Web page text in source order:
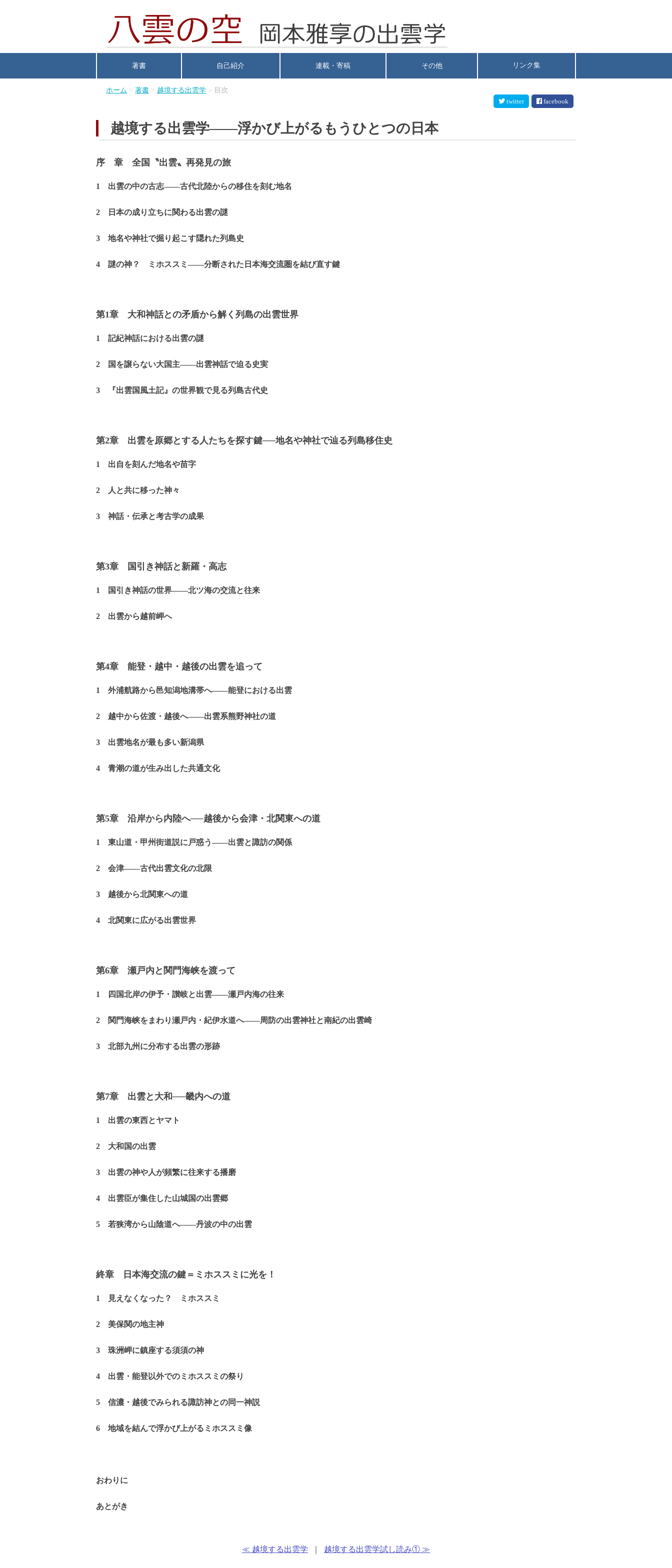
著書 自己紹介 連載・寄稿 その他 リンク集
ホーム > 著書 > 越境する出雲学 > 目次
twitter
facebook
越境する出雲学――浮かび上がるもうひとつの日本
序 章 全国〝出雲〟再発見の旅
1 出雲の中の古志――古代北陸からの移住を刻む地名
2 日本の成り立ちに関わる出雲の謎
3 地名や神社で掘り起こす隠れた列島史
4 謎の神？ ミホススミ――分断された日本海交流圏を結び直す鍵
第1章 大和神話との矛盾から解く列島の出雲世界
1 記紀神話における出雲の謎
2 国を譲らない大国主――出雲神話で迫る史実
3 『出雲国風土記』の世界観で見る列島古代史
第2章 出雲を原郷とする人たちを探す鍵──地名や神社で辿る列島移住史
1 出自を刻んだ地名や苗字
2 人と共に移った神々
3 神話・伝承と考古学の成果
第3章 国引き神話と新羅・高志
1 国引き神話の世界――北ツ海の交流と往来
2 出雲から越前岬へ
第4章 能登・越中・越後の出雲を追って
1 外浦航路から邑知潟地溝帯へ――能登における出雲
2 越中から佐渡・越後へ――出雲系熊野神社の道
3 出雲地名が最も多い新潟県
4 青潮の道が生み出した共通文化
第5章 沿岸から内陸へ──越後から会津・北関東への道
1 東山道・甲州街道説に戸惑う――出雲と諏訪の関係
2 会津――古代出雲文化の北限
3 越後から北関東への道
4 北関東に広がる出雲世界
第6章 瀬戸内と関門海峡を渡って
1 四国北岸の伊予・讃岐と出雲――瀬戸内海の往来
2 関門海峡をまわり瀬戸内・紀伊水道へ――周防の出雲神社と南紀の出雲崎
3 北部九州に分布する出雲の形跡
第7章 出雲と大和──畿内への道
1 出雲の東西とヤマト
2 大和国の出雲
3 出雲の神や人が頻繁に往来する播磨
4 出雲臣が集住した山城国の出雲郷
5 若狭湾から山陰道へ――丹波の中の出雲
終章 日本海交流の鍵＝ミホススミに光を！
1 見えなくなった？ ミホススミ
2 美保関の地主神
3 珠洲岬に鎮座する須須の神
4 出雲・能登以外でのミホススミの祭り
5 信濃・越後でみられる諏訪神との同一神説
6 地域を結んで浮かび上がるミホススミ像
おわりに
あとがき
≪ 越境する出雲学 越境する出雲学試し読み① ≫